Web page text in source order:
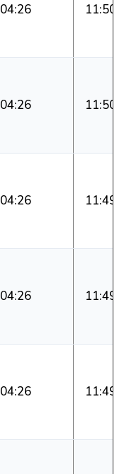
04:26 11:50
04:26 11:50
04:26 11:49
04:26 11:49
04:26 11:49